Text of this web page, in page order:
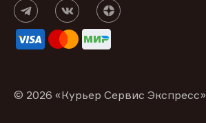
© 2026 «Курьер Сервис Экспресс»